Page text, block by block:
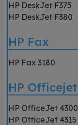
HP DeskJet F375
HP DeskJet F380
HP Fax
HP Fax 3180
HP Officejet
HP OfficeJet 4300
HP OfficeJet 4315